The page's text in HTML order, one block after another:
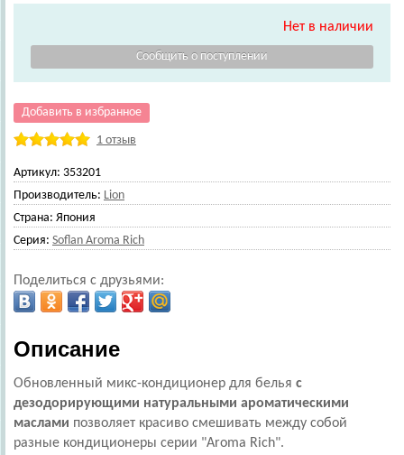
Нет в наличии
Добавить в избранное
1 отзыв
Артикул: 353201
Производитель: Lion
Страна: Япония
Серия: Soflan Aroma Rich
Поделиться с друзьями:
Описание
Обновленный микс-кондиционер для белья с
дезодорирующими натуральными ароматическими
маслами позволяет красиво смешивать между собой
разные кондиционеры серии "Aroma Rich".